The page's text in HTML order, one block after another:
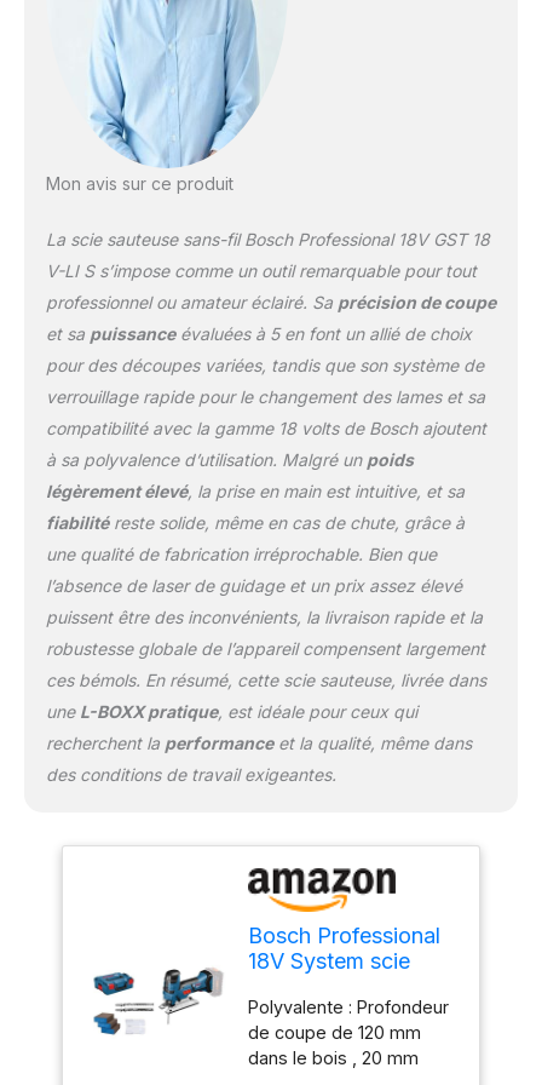
Performances
maximales. Liberté
batteries sont
tension.
Mon avis sur ce produit
La scie sauteuse sans-fil Bosch Professional 18V GST 18
V-LI S s’impose comme un outil remarquable pour tout
professionnel ou amateur éclairé. Sa précision de coupe
et sa puissanceévaluées à 5 en font un allié de choix
pour des découpes variées, tandis que son système de
verrouillage rapide pour le changement des lames et sa
compatibilité avec la gamme 18 volts de Bosch ajoutent
à sa polyvalence d’utilisation. Malgré un poids
légèrement élevé, la prise en main est intuitive, et sa
fiabilitéreste solide, même en cas de chute, grâce à
une qualité de fabrication irréprochable. Bien que
l’absence de laser de guidage et un prix assez élevé
puissent être des inconvénients, la livraison rapide et la
robustesse globale de l’appareil compensent largement
ces bémols. En résumé, cette scie sauteuse, livrée dans
une L-BOXX pratique, est idéale pour ceux qui
recherchent la performanceet la qualité, même dans
des conditions de travail exigeantes.
Bosch Professional
18V System scie
GST 18 V-LI S
(poignée
champignon,
Polyvalente : Profondeur
de coupe de 120 mm
dans le bois , 20 mm